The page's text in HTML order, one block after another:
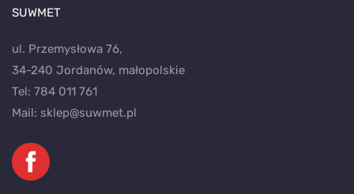
SUWMET
ul. Przemysłowa 76,
34-240 Jordanów, małopolskie
Tel: 784 011 761
Mail: sklep@suwmet.pl